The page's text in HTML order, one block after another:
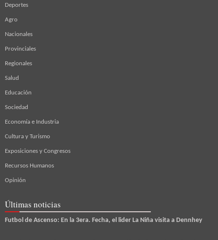
Deportes
Agro
Nacionales
Provinciales
Regionales
Salud
Educación
Sociedad
Economía e Industria
Cultura y Turismo
Exposiciones y Congresos
Recursos Humanos
Opinión
Últimas noticias
Futbol de Ascenso: En la 3era. Fecha, el lider La Niña visita a Dennhey